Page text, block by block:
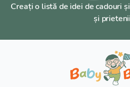
Creați o listă de idei de cadouri
și